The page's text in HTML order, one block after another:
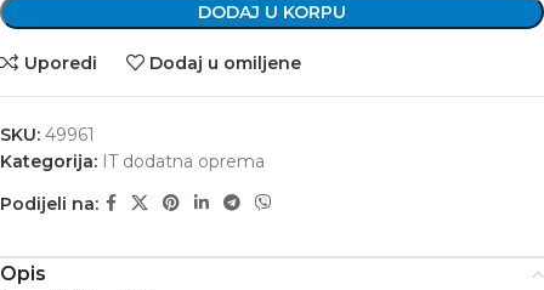
DODAJ U KORPU
Uporedi Dodaj u omiljene
SKU: 49961
Kategorija: IT dodatna oprema
Podijeli na:
Opis